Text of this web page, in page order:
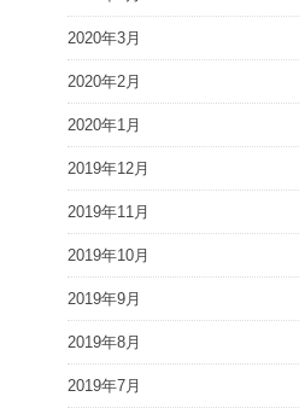
2020年3月
2020年2月
2020年1月
2019年12月
2019年11月
2019年10月
2019年9月
2019年8月
2019年7月